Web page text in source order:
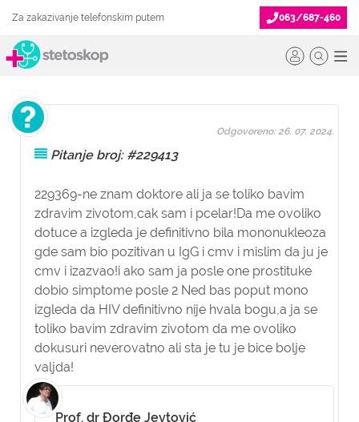
Za zakazivanje telefonskim putem 063/687-460
Pitanje broj: #229413
229369-ne znam doktore ali ja se toliko bavim
zdravim zivotom,cak sam i pcelar!Da me ovoliko
dotuce a izgleda je definitivno bila mononukleoza
gde sam bio pozitivan u IgG i cmv i mislim da ju je
cmv i izazvao!i ako sam ja posle one prostituke
dobio simptome posle 2 Ned bas poput mono
izgleda da HIV definitivno nije hvala bogu,a ja se
toliko bavim zdravim zivotom da me ovoliko
dokusuri neverovatno ali sta je tu je bice bolje
valjda!
Odgovoreno: 26. 07. 2024.
Prof. dr Đorđe Jevtović